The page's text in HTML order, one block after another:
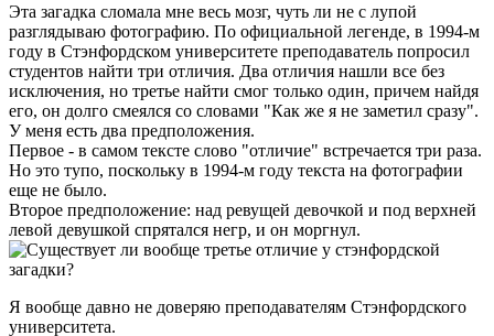
Эта загадка сломала мне весь мозг, чуть ли не с лупой
разглядываю фотографию. По официальной легенде, в 1994-м
году в Стэнфордском университете преподаватель попросил
студентов найти три отличия. Два отличия нашли все без
исключения, но третье найти смог только один, причем найдя
его, он долго смеялся со словами "Как же я не заметил сразу".
У меня есть два предположения.
Первое - в самом тексте слово "отличие" встречается три раза.
Но это тупо, поскольку в 1994-м году текста на фотографии
еще не было.
Второе предположение: над ревущей девочкой и под верхней
левой девушкой спрятался негр, и он моргнул.
Я вообще давно не доверяю преподавателям Стэнфордского
университета.